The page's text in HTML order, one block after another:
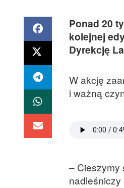
Ponad 20
kolejnej
Dyrekcję
W akcję
i ważną
– Cieszymy
nadleśniczy